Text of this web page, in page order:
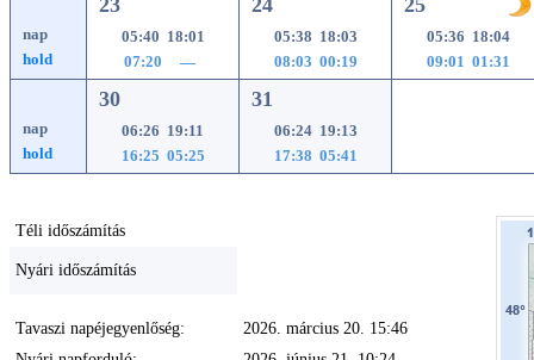
nap
hold
23
05:40 18:01
07:20 —
24
05:38 18:03
08:03 00:19
25
05:36 18:04
09:01 01:31
nap
hold
30
06:26 19:11
16:25 05:25
31
06:24 19:13
17:38 05:41
Téli időszámítás
Nyári időszámítás
Tavaszi napéjegyenlőség:
2026. március 20. 15:46